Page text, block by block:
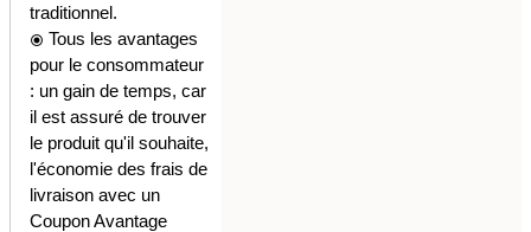
traditionnel.
radio_button_checked Tous les avantages
pour le consommateur
: un gain de temps, car
il est assuré de trouver
le produit qu'il souhaite,
l'économie des frais de
livraison avec un
Coupon Avantage